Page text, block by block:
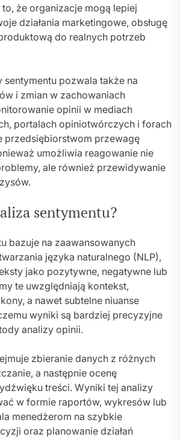
że organizacje mogą lepiej
działania marketingowe, obsługę
do realnych potrzeb
sentymentu pozwala także na
i zmian w zachowaniach
opinii w mediach
portalach opiniotwórczych i forach
przedsiębiorstwom przewagę
umożliwia reagowanie nie
ale również przewidywanie
sentymentu?
bazuje na zaawansowanych
języka naturalnego (NLP),
jako pozytywne, negatywne lub
te uwzględniają kontekst,
a nawet subtelne niuanse
wyniki są bardziej precyzyjne
analizy opinii.
zbieranie danych z różnych
a następnie ocenę
treści. Wyniki tej analizy
w formie raportów, wykresów lub
menedżerom na szybkie
oraz planowanie działań